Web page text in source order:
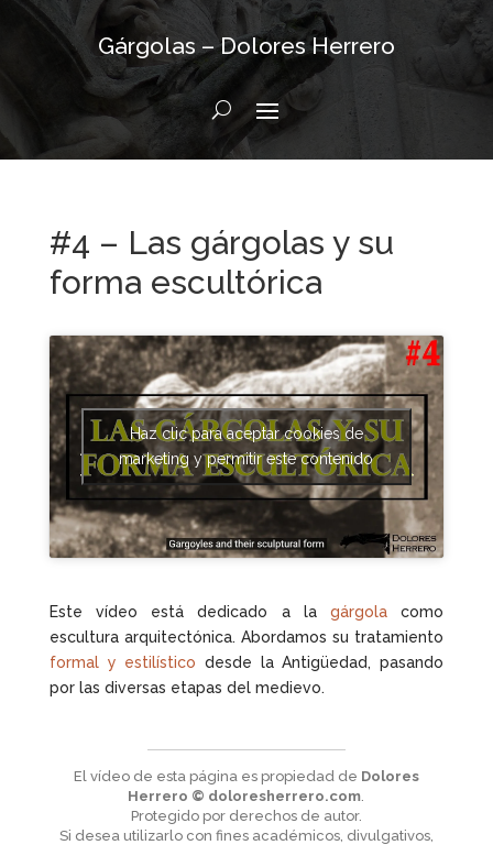
Gárgolas – Dolores Herrero
#4 – Las gárgolas y su
forma escultórica
Haz clic para aceptar cookies de
marketing y permitir este contenido
Este vídeo está dedicado a la gárgola como
escultura arquitectónica. Abordamos su tratamiento
formal y estilístico desde la Antigüedad, pasando
por las diversas etapas del medievo.
El vídeo de esta página es propiedad de Dolores
Herrero © doloresherrero.com
Protegido por derechos de autor.
Si desea utilizarlo con fines académicos, divulgativos,